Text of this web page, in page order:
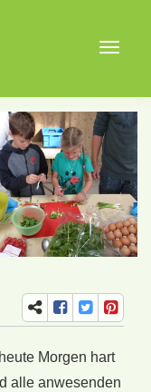
Toggle
Morgen hart
alle anwesenden